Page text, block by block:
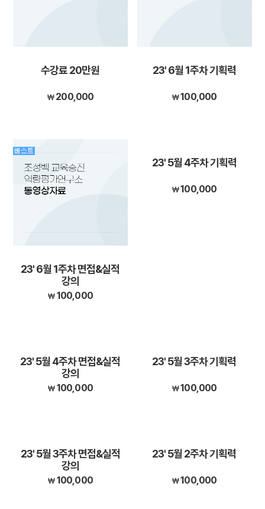
수강료 20만원
200,000
23' 6월 1주차 기획력
100,000
23' 6월 1주차 면접&실적
강의
100,000
23' 5월 4주차 기획력
100,000
23' 5월 4주차 면접&실적
강의
100,000
23' 5월 3주차 기획력
100,000
23' 5월 3주차 면접&실적
강의
100,000
23' 5월 2주차 기획력
100,000